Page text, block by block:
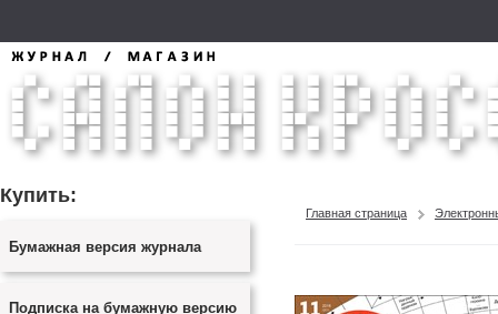
Купить:
Бумажная версия журнала
Подписка на бумажную версию
Главная страница